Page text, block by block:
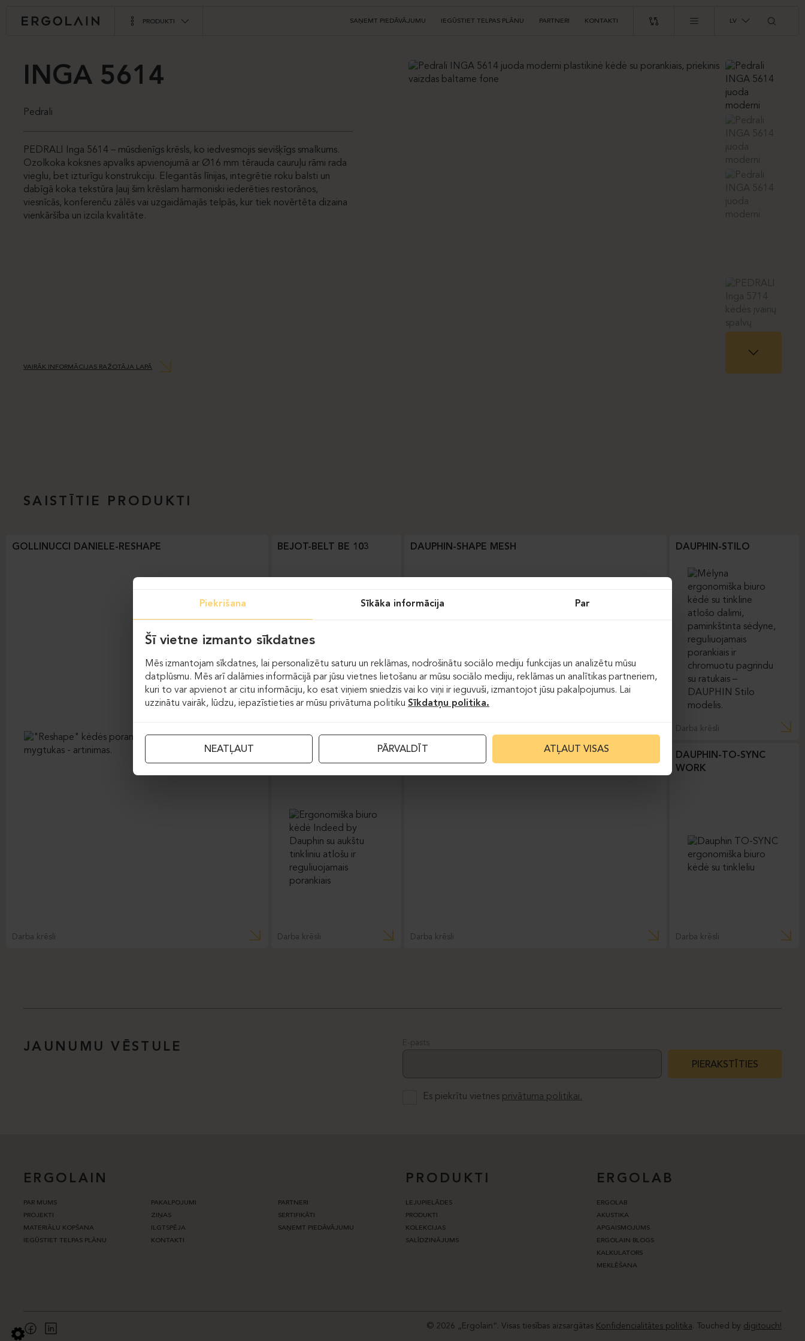
PRODUKTI SAŅEMT PIEDĀVĀJUMU IEGŪSTIET TELPAS PLĀNU PARTNERI KONTAKTI LV
INGA 5614
Pedrali
PEDRALI Inga 5614 – mūsdienīgs krēsls, ko iedvesmojis sievišķīgs smalkums.
Ozolkoka koksnes apvalks apvienojumā ar Ø16 mm tērauda cauruļu rāmi rada
vieglu, bet izturīgu konstrukciju. Elegantās līnijas, integrētie roku balsti un
dabīgā koka tekstūra ļauj šim krēslam harmoniski iederēties restorānos,
viesnīcās, konferenču zālēs vai uzgaidāmajās telpās, kur tiek novērtēta dizaina
vienkāršība un izcila kvalitāte.
VAIRĀK INFORMĀCIJAS RAŽOTĀJA LAPĀ
SAISTĪTIE PRODUKTI
GOLLINUCCI DANIELE-RESHAPE
Darba krēsli
BEJOT-BELT BE 103
Darba krēsli
DAUPHIN-SHAPE MESH
Darba krēsli
DAUPHIN-STILO
Darba krēsli
DAUPHIN-TO-SYNC
WORK
Darba krēsli
JAUNUMU VĒSTULE E-pasts
Es piekrītu vietnes privātuma politikai.
PIERAKSTĪTIES
ERGOLAIN
PAR MUMS PAKALPOJUMI
PARTNERI
PROJEKTI
ZIŅAS
SERTIFIKĀTI
MATERIĀLU KOPŠANA
ILGTSPĒJA
SAŅEMT PIEDĀVĀJUMU
IEGŪSTIET TELPAS PLĀNU
KONTAKTI
PRODUKTI
LEJUPIELĀDES
PRODUKTI
KOLEKCIJAS
SALĪDZINĀJUMS
ERGOLAB
ERGOLAB
AKUSTIKA
APGAISMOJUMS
ERGOLAIN BLOGS
KALKULATORS
MEKLĒŠANA
© 2026 „Ergolain“. Visas tiesības aizsargātas Konfidencialitātes politika. Touched by digitouch!
Piekrišana Sīkāka informācija Par
Šī vietne izmanto sīkdatnes
Mēs izmantojam sīkdatnes, lai personalizētu saturu un reklāmas, nodrošinātu sociālo mediju funkcijas un analizētu mūsu
datplūsmu. Mēs arī dalāmies informācijā par jūsu vietnes lietošanu ar mūsu sociālo mediju, reklāmas un analītikas partneriem,
kuri to var apvienot ar citu informāciju, ko esat viņiem sniedzis vai ko viņi ir ieguvuši, izmantojot jūsu pakalpojumus. Lai
uzzinātu vairāk, lūdzu, iepazīstieties ar mūsu privātuma politiku Sīkdatņu politika.
NEATĻAUT PĀRVALDĪT ATĻAUT VISAS